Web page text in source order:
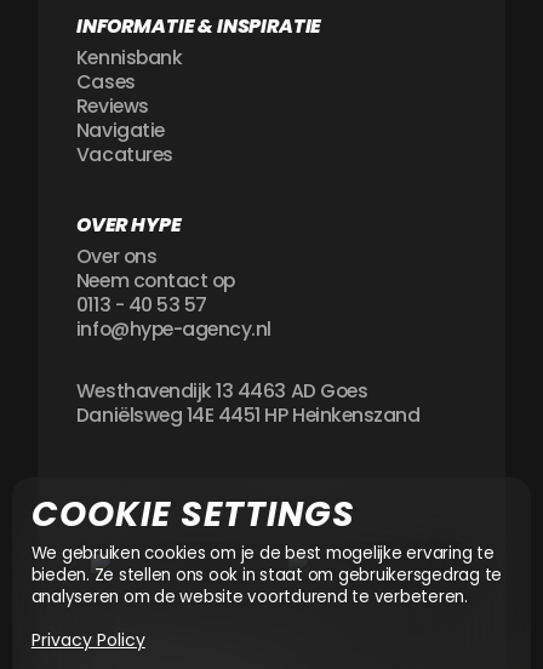
INFORMATIE & INSPIRATIE
Kennisbank
Cases
Reviews
Navigatie
Vacatures
OVER HYPE
Over ons
Neem contact op
0113 - 40 53 57
info@hype-agency.nl
Westhavendijk 13 4463 AD Goes
Daniëlsweg 14E 4451 HP Heinkenszand
COOKIE SETTINGS
We gebruiken cookies om je de best mogelijke ervaring te
bieden. Ze stellen ons ook in staat om gebruikersgedrag te
analyseren om de website voortdurend te verbeteren.
Privacy Policy